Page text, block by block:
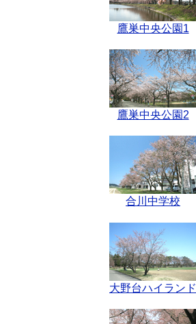
鷹巣中央公園1
鷹巣中央公園2
合川中学校
大野台ハイランド